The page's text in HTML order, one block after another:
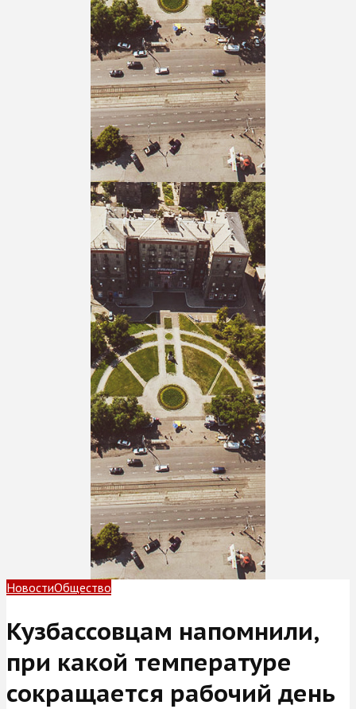
НовостиОбщество
Кузбассовцам напомнили,
при какой температуре
сокращается рабочий день